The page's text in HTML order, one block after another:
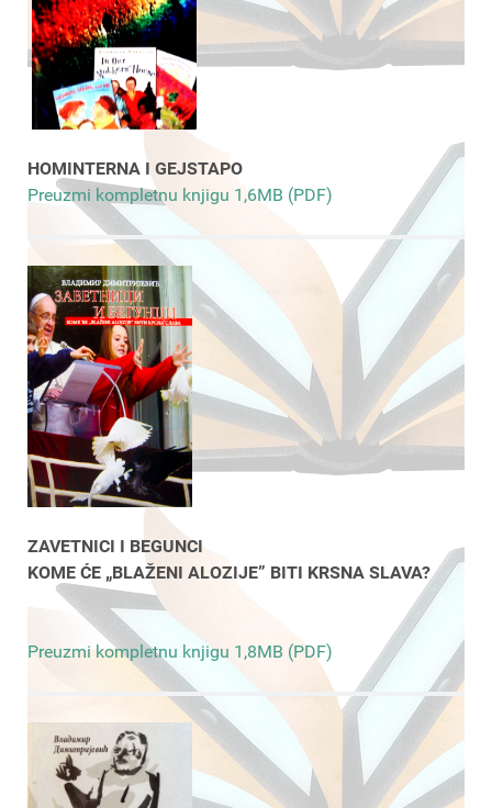
HOMINTERNA I GEJSTAPO
Preuzmi kompletnu knjigu 1,6MB (PDF)
ZAVETNICI I BEGUNCI
KOME ĆE „BLAŽENI ALOZIJE” BITI KRSNA SLAVA?
Preuzmi kompletnu knjigu 1,8MB (PDF)